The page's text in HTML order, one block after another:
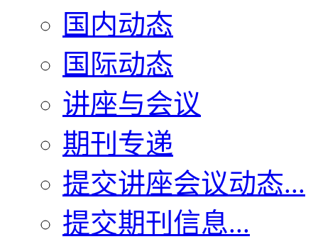
国内动态
国际动态
讲座与会议
期刊专递
提交讲座会议动态...
提交期刊信息...